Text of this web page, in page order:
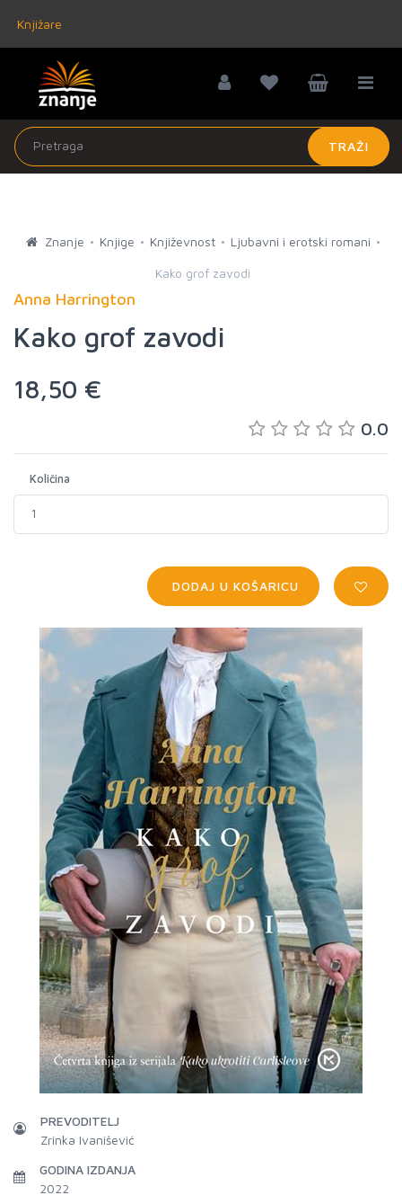
Knjižare
TRAŽI
Znanje Knjige Književnost Ljubavni i erotski romani
Kako grof zavodi
Anna Harrington
Kako grof zavodi
18,50 €
0.0
Količina
DODAJ U KOŠARICU
PREVODITELJ
Zrinka Ivanišević
GODINA IZDANJA
2022